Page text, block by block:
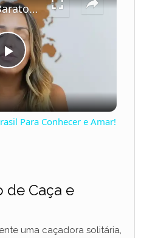
P
l
5 Destinos Baratos no Brasil Para Conhecer e Amar!
Para Conhecer e Amar!
de Caça e
uma caçadora solitária,